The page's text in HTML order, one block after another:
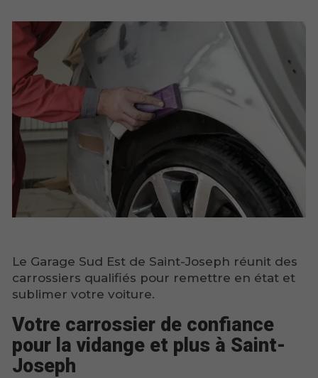
Le Garage Sud Est de Saint-Joseph réunit des
carrossiers qualifiés pour remettre en état et
sublimer votre voiture.
Votre carrossier de confiance
pour la vidange et plus à Saint-
Joseph